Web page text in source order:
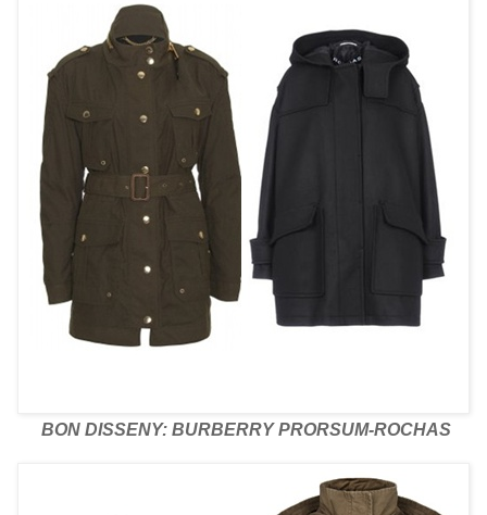
BON DISSENY: BURBERRY PRORSUM-ROCHAS